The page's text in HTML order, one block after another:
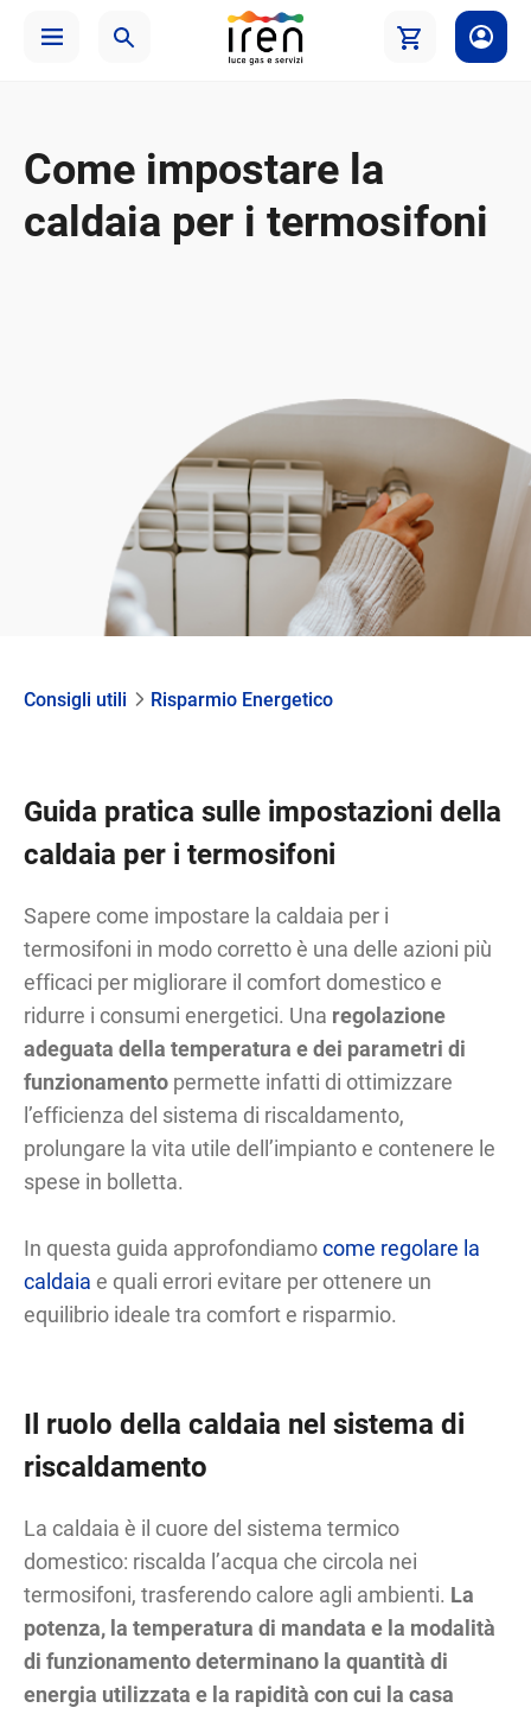
Come impostare la
caldaia per i termosifoni
Consigli utili Risparmio Energetico
Guida pratica sulle impostazioni della
caldaia per i termosifoni
Sapere come impostare la caldaia per i
termosifoni in modo corretto è una delle azioni più
efficaci per migliorare il comfort domestico e
ridurre i consumi energetici. Una regolazione
adeguata della temperatura e dei parametri di
funzionamento permette infatti di ottimizzare
l’efficienza del sistema di riscaldamento,
prolungare la vita utile dell’impianto e contenere le
spese in bolletta.
In questa guida approfondiamocome regolare la
caldaia e quali errori evitare per ottenere un
equilibrio ideale tra comfort e risparmio.
Il ruolo della caldaia nel sistema di
riscaldamento
La caldaia è il cuore del sistema termico
domestico: riscalda l’acqua che circola nei
termosifoni, trasferendo calore agli ambienti. La
potenza, la temperatura di mandata e la modalità
di funzionamento determinano la quantità di
energia utilizzata e la rapidità con cui la casa